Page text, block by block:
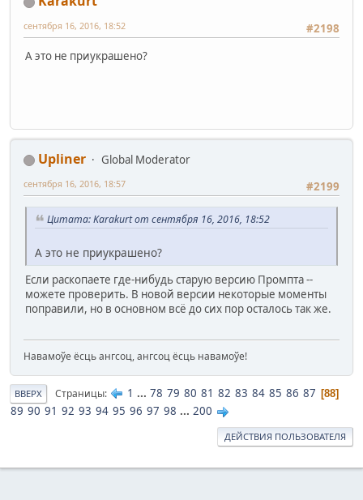
#2198
сентября 16, 2016, 18:52
А это не приукрашено?
Upliner
Global Moderator
#2199
сентября 16, 2016, 18:57
Цитата: Karakurt от сентября 16, 2016, 18:52
А это не приукрашено?
Если раскопаете где-нибудь старую версию Промпта --
можете проверить. В новой версии некоторые моменты
поправили, но в основном всё до сих пор осталось так же.
Навамоўе ёсць ангсоц, ангсоц ёсць навамоўе!
ВВЕРХ Страницы 1 ... 78 79 80 81 82 83 84 85 86 87 88
89 90 91 92 93 94 95 96 97 98 ... 200
ДЕЙСТВИЯ ПОЛЬЗОВАТЕЛЯ